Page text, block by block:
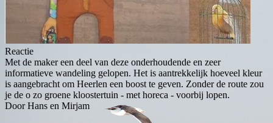
Reactie
Met de maker een deel van deze onderhoudende en zeer
informatieve wandeling gelopen. Het is aantrekkelijk hoeveel kleur
is aangebracht om Heerlen een boost te geven. Zonder de route zou
je de o zo groene kloostertuin - met horeca - voorbij lopen.
Door Hans en Mirjam